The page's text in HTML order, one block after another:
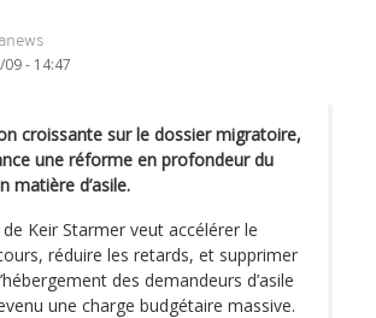
09 - 14:47
croissante sur le dossier migratoire,
une réforme en profondeur du
matière d’asile.
Keir Starmer veut accélérer le
réduire les retards, et supprimer
des demandeurs d’asile
une charge budgétaire massive.